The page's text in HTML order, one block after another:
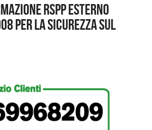
RSPP esterno
per la sicurezza sul